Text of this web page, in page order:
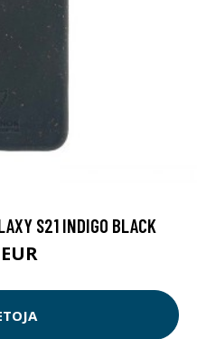
S21 INDIGO BLACK